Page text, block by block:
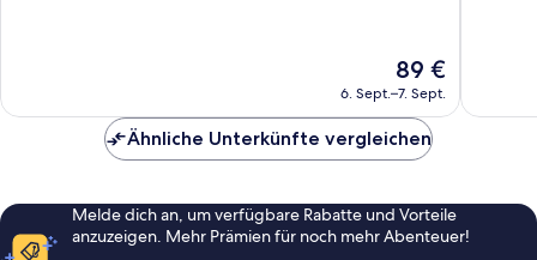
Der
Preis
beträgt
89 €
89 €
6. Sept.–7. Sept.
Ähnliche Unterkünfte vergleichen
Melde dich an, um verfügbare Rabatte und Vorteile
anzuzeigen. Mehr Prämien für noch mehr Abenteuer!